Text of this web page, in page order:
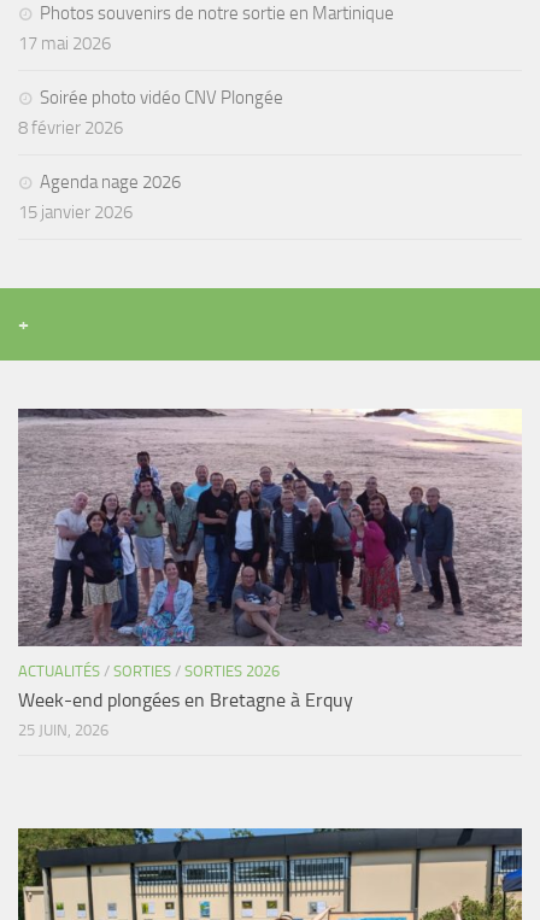
MATERIEL
Occasions
Photos souvenirs de notre sortie en Martinique
17 mai 2026
Soirée photo vidéo CNV Plongée
8 février 2026
Agenda nage 2026
15 janvier 2026
+
ACTUALITÉS / SORTIES / SORTIES 2026
Week-end plongées en Bretagne à Erquy
25 JUIN, 2026